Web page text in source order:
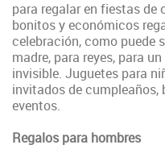
para regalar en fiestas de
bonitos y económicos
celebración, como puede
madre, para reyes, para
invisible. Juguetes para
invitados de cumpleaños,
eventos.
Regalos para hombres